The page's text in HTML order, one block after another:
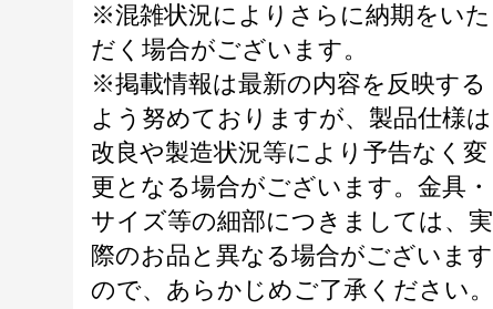
※混雑状況によりさらに納期をいた
だく場合がございます。
※掲載情報は最新の内容を反映する
よう努めておりますが、製品仕様は
改良や製造状況等により予告なく変
更となる場合がございます。金具・
サイズ等の細部につきましては、実
際のお品と異なる場合がございます
ので、あらかじめご了承ください。